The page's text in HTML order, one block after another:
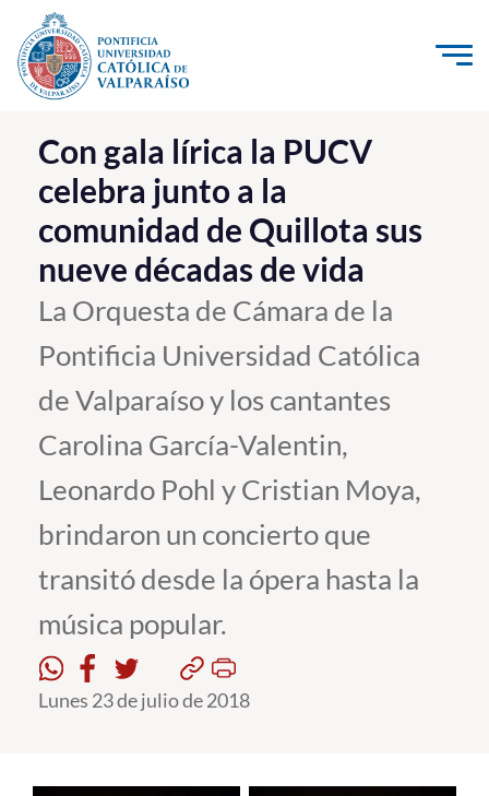
Click acá para ir directamente al contenido
La Universidad
Investigación, Creación e Innovación
PUCV Internacional
Vinculación con el Medio
Admisión
Pregrado
Postgrado
Formación Continua
Estudiantes
Académicos
Funcionarios
Alumni
Con gala lírica la PUCV
celebra junto a la
comunidad de Quillota sus
nueve décadas de vida
La Orquesta de Cámara de la
Pontificia Universidad Católica
de Valparaíso y los cantantes
Carolina García-Valentin,
Leonardo Pohl y Cristian Moya,
brindaron un concierto que
transitó desde la ópera hasta la
música popular.
Lunes 23 de julio de 2018